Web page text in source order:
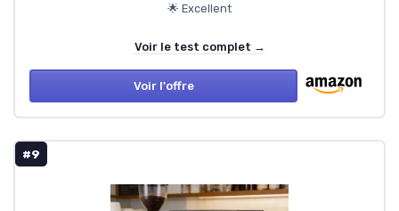
🌟 Excellent
Voir le test complet →
Voir l'offre
#9